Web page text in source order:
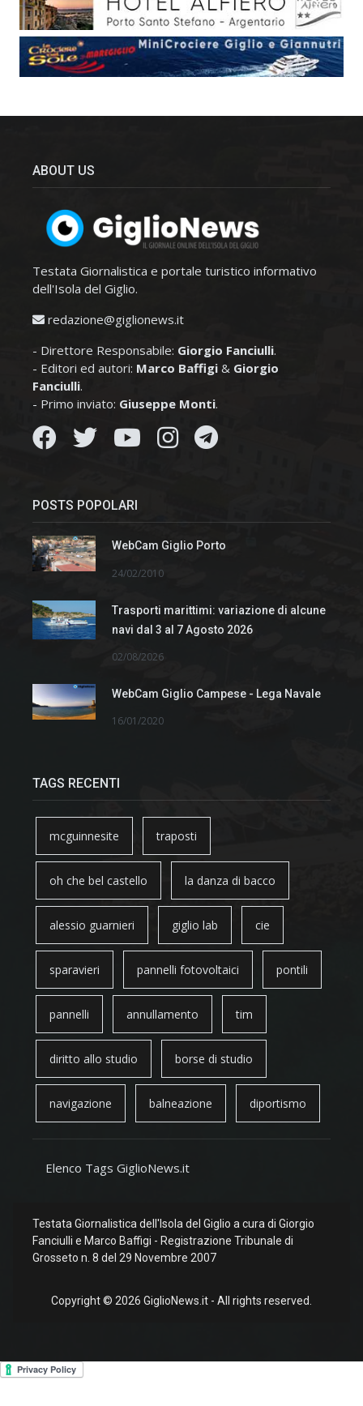
ABOUT US
Testata Giornalistica e portale turistico informativo
dell'Isola del Giglio.
redazione@giglionews.it
- Direttore Responsabile: Giorgio Fanciulli.
- Editori ed autori: Marco Baffigi & Giorgio
Fanciulli.
- Primo inviato: Giuseppe Monti.
POSTS POPOLARI
WebCam Giglio Porto
24/02/2010
Trasporti marittimi: variazione di alcune
navi dal 3 al 7 Agosto 2026
02/08/2026
WebCam Giglio Campese - Lega Navale
16/01/2020
TAGS RECENTI
mcguinnesite traposti
oh che bel castello la danza di bacco
alessio guarnieri giglio lab cie
sparavieri pannelli fotovoltaici pontili
pannelli annullamento tim
diritto allo studio borse di studio
navigazione balneazione diportismo
Elenco Tags GiglioNews.it
Testata Giornalistica dell'Isola del Giglio a cura di Giorgio
Fanciulli e Marco Baffigi - Registrazione Tribunale di
Grosseto n. 8 del 29 Novembre 2007
Copyright © 2026 GiglioNews.it - All rights reserved.